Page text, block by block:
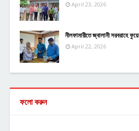
April 23, 2026
নীলফামারীতে জ্বালানী সরবরাহে
April 22, 2026
ফলো করুন